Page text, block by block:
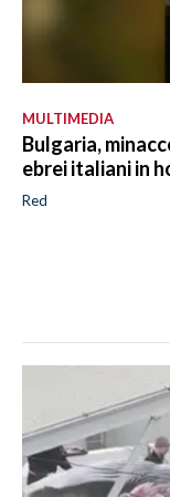
MULTIMEDIA
Bulgaria,
ebrei italiani in
Red